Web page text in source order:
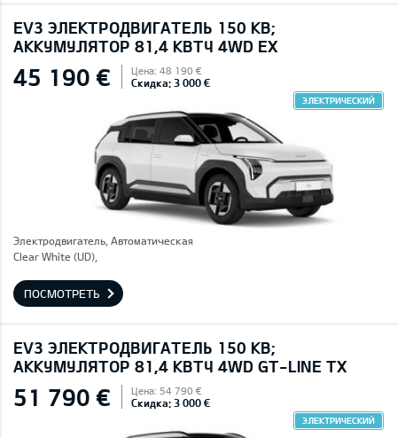
EV3 ЭЛЕКТРОДВИГАТЕЛЬ 150 КВ;
AККУМУЛЯТОР 81,4 КВТЧ 4WD EX
45 190 € Цена: 48 190 €
Скидка: 3 000 €
ЭЛЕКТРИЧЕСКИЙ
Электродвигатель, Автоматическая
Clear White (UD),
ПОСМОТРЕТЬ
EV3 ЭЛЕКТРОДВИГАТЕЛЬ 150 КВ;
AККУМУЛЯТОР 81,4 КВТЧ 4WD GT-LINE TX
51 790 € Цена: 54 790 €
Скидка: 3 000 €
ЭЛЕКТРИЧЕСКИЙ